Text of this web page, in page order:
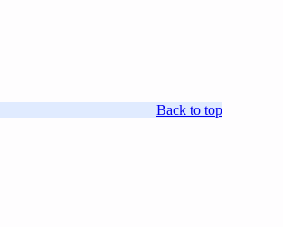
Back to top